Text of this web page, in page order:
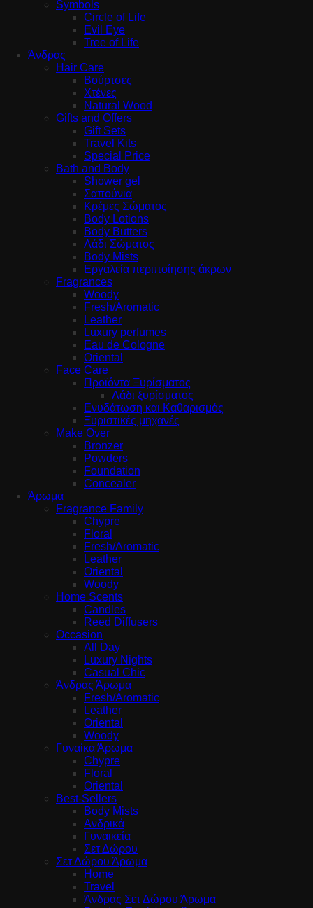
Symbols
Circle of Life
Evil Eye
Tree of Life
Άνδρας
Hair Care
Βούρτσες
Χτένες
Natural Wood
Gifts and Offers
Gift Sets
Travel Kits
Special Price
Bath and Body
Shower gel
Σαπούνια
Κρέμες Σώματος
Body Lotions
Body Butters
Λάδι Σώματος
Body Mists
Εργαλεία περιποίησης άκρων
Fragrances
Woody
Fresh/Aromatic
Leather
Luxury perfumes
Eau de Cologne
Oriental
Face Care
Προϊόντα Ξυρίσματος
Λάδι ξυρίσματος
Ενυδάτωση και Καθαρισμός
Ξυριστικές μηχανές
Make Over
Bronzer
Powders
Foundation
Concealer
Άρωμα
Fragrance Family
Chypre
Floral
Fresh/Aromatic
Leather
Oriental
Woody
Home Scents
Candles
Reed Diffusers
Occasion
All Day
Luxury Nights
Casual Chic
Άνδρας Άρωμα
Fresh/Aromatic
Leather
Oriental
Woody
Γυναίκα Άρωμα
Chypre
Floral
Oriental
Best-Sellers
Body Mists
Ανδρικά
Γυναικεία
Σετ Δώρου
Σετ Δώρου Άρωμα
Home
Travel
Άνδρας Σετ Δώρου Άρωμα